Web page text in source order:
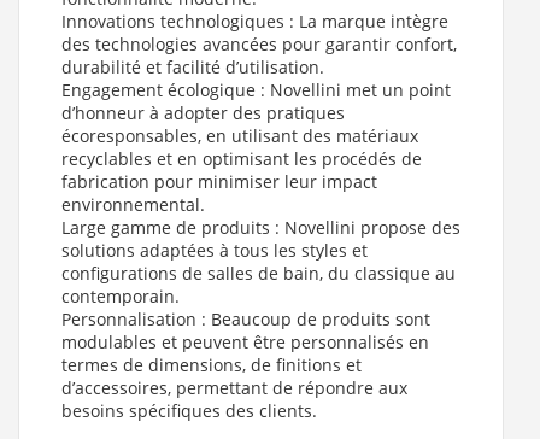
Paroi de douche Fixe KUADRA H Sérigraphié GRID 120 cm
(Finition profils paroi : Noir , Taille Paroi douche : 120 cm ,
Version - sens : Réversible)
Paroi de douche Fixe KUADRA H Sérigraphié GRID 130 cm
(Finition profils paroi : Noir , Taille Paroi douche : 130 cm ,
Version - sens : Réversible)
Paroi de douche Fixe KUADRA H Sérigraphié GRID 140 cm
(Finition profils paroi : Noir , Taille Paroi douche : 140 cm ,
Version - sens : Réversible)
Paroi de douche Fixe KUADRA H Sérigraphié GRID 150 cm
(Finition profils paroi : Noir , Taille Paroi douche : 150 cm ,
Version - sens : Réversible )
Paroi de douche Fixe KUADRA H Sérigraphié GRID 160 cm
(Finition profils paroi : Noir , Taille Paroi douche : 160 cm ,
Version - sens : Réversible
Innovations technologiques : La marque intègre
des technologies avancées pour garantir confort,
durabilité et facilité d’utilisation.
Engagement écologique : Novellini met un point
d’honneur à adopter des pratiques
écoresponsables, en utilisant des matériaux
recyclables et en optimisant les procédés de
fabrication pour minimiser leur impact
environnemental.
Large gamme de produits : Novellini propose des
solutions adaptées à tous les styles et
configurations de salles de bain, du classique au
contemporain.
Personnalisation : Beaucoup de produits sont
modulables et peuvent être personnalisés en
termes de dimensions, de finitions et
d’accessoires, permettant de répondre aux
besoins spécifiques des clients.